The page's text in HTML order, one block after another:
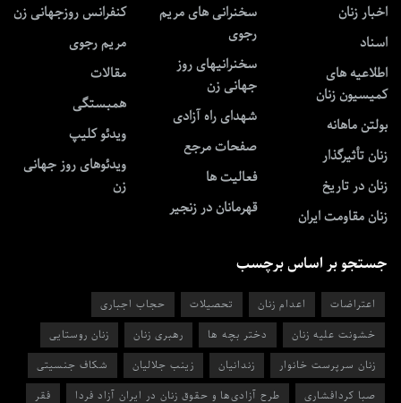
اخبار زنان
اسناد
اطلاعیه های
کمیسیون زنان
بولتن ماهانه
زنان تأثیرگذار
زنان در تاریخ
زنان مقاومت ایران
سخنرانی های مریم
رجوی
سخنرانیهای روز
جهانی زن
شهدای راه آزادی
صفحات مرجع
فعالیت ها
قهرمانان در زنجیر
کنفرانس روزجهانی زن
مریم رجوی
مقالات
همبستگی
ویدئو کلیپ
ویدئوهای روز جهانی
زن
جستجو بر اساس برچسب
اعتراضات اعدام زنان تحصیلات
حجاب اجباری
خشونت علیه زنان
دختر بچه ها رهبری زنان
زنان روستایی
زنان سرپرست خانوار
زندانیان زینب جلالیان
شکاف جنسیتی
صبا کردافشاری
طرح آزادی‌ها و حقوق زنان در ایران آزاد فردا
فقر